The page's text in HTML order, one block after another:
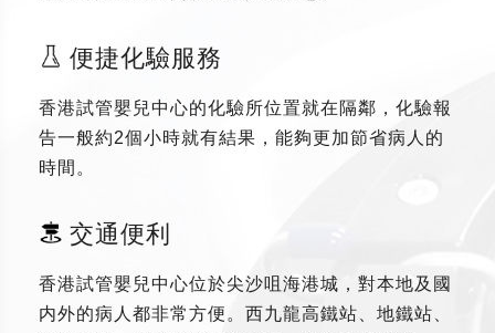
便捷化驗服務
香港試管嬰兒中心的化驗所位置就在隔鄰，化驗報
告一般約2個小時就有結果，能夠更加節省病人的
時間。
交通便利
香港試管嬰兒中心位於尖沙咀海港城，對本地及國
内外的病人都非常方便。西九龍高鐵站、地鐵站、